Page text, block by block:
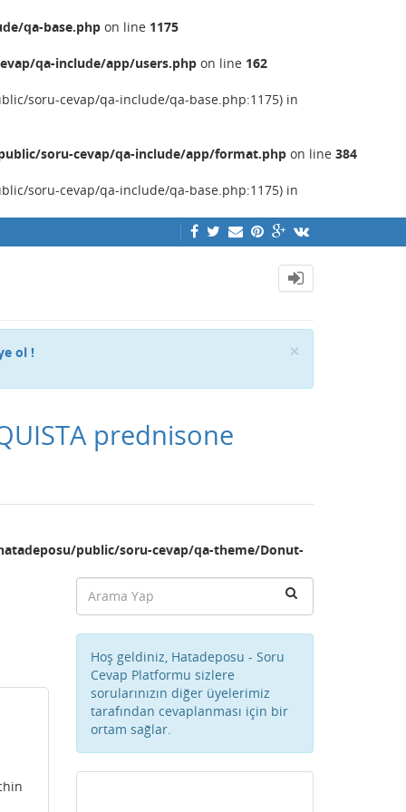
qa-base.php on line 1175
qa-include/app/users.php on line 162
soru-cevap/qa-include/qa-base.php:1175) in
soru-cevap/qa-include/app/format.php on line 384
soru-cevap/qa-include/qa-base.php:1175) in
×
ol !
prednisone
public/soru-cevap/qa-theme/Donut-
Hoş geldiniz, Hatadeposu - Soru
Cevap Platformu sizlere
sorularınızın diğer üyelerimiz
tarafından cevaplanması için bir
ortam sağlar.